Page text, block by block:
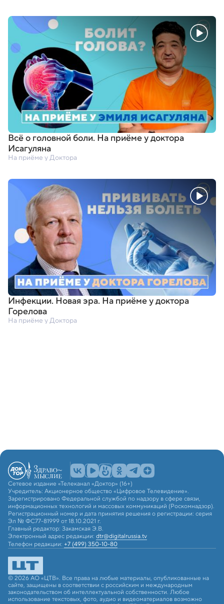
Всё о головной боли. На приёме у доктора
Исагуляна
На приёме у Доктора
Инфекции. Новая эра. На приёме у доктора
Горелова
На приёме у Доктора
Сетевое издание «Телеканал «Доктор» (16+)
Учредитель: Акционерное общество «Цифровое Телевидение».
Зарегистрировано Федеральной службой по надзору в сфере связи,
информационных технологий и массовых коммуникаций (Роскомнадзор).
Регистрационный номер и дата принятия решения о регистрации: серия
Эл № ФС77-81999 от 18.10.2021 г.
Главный редактор: Закамская Э.В.
Электронный адрес редакции: dtr@digitalrussia.tv
Телефон редакции: +7 (499) 350-10-80
© 2026 АО «ЦТВ». Все права на любые материалы, опубликованные на
сайте, защищены в соответствии с российским и международным
законодательством об интеллектуальной собственности. Любое
использование текстовых, фото, аудио и видеоматериалов возможно